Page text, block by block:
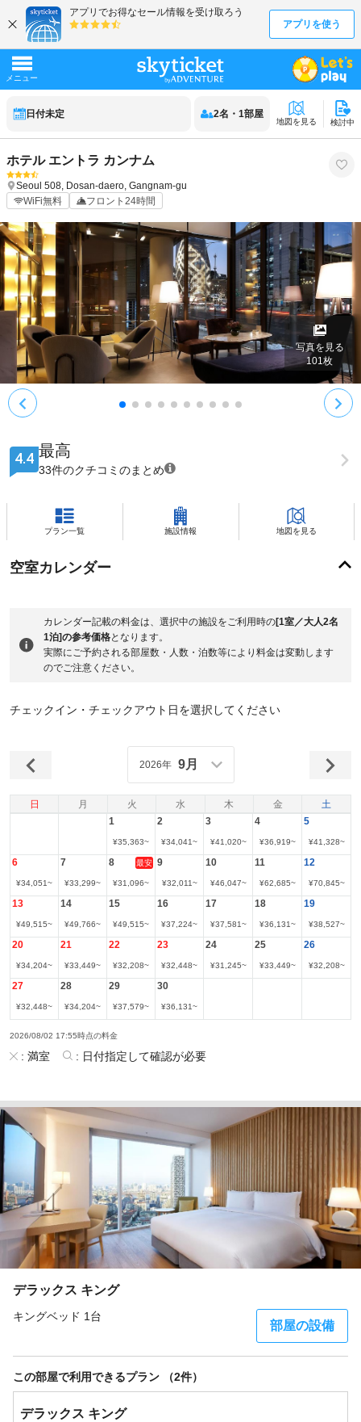
日付未定 2名 ・ 1部屋
地図を見る 検討中
ホテル エントラ カンナム
Seoul 508, Dosan-daero, Gangnam-gu
WiFi無料
フロント24時間
写真を見る
101枚
4.4 最高
33件のクチコミのまとめ
プラン一覧 施設情報 地図を見る
空室カレンダー
カレンダー記載の料金は、選択中の施設をご利用時の[1室／大人2名
1泊]の参考価格となります。
実際にご予約される部屋数・人数・泊数等により料金は変動します
のでご注意ください。
チェックイン・チェックアウト日を選択してください
日 月 火 水 木 金 土
2026年 9月
1
¥35,363~
2
¥34,041~
3
¥41,020~
4
¥36,919~
5
¥41,328~
6
¥34,051~
7
¥33,299~
8 最安
¥31,096~
9
¥32,011~
10
¥46,047~
11
¥62,685~
12
¥70,845~
13
¥49,515~
14
¥49,766~
15
¥49,515~
16
¥37,224~
17
¥37,581~
18
¥36,131~
19
¥38,527~
20
¥34,204~
21
¥33,449~
22
¥32,208~
23
¥32,448~
24
¥31,245~
25
¥33,449~
26
¥32,208~
27
¥32,448~
28
¥34,204~
29
¥37,579~
30
¥36,131~
2026/08/02 17:55時点の料金
: 満室 : 日付指定して確認が必要
デラックス キング
キングベッド 1台
部屋の設備
この部屋で利用できるプラン （2件）
デラックス キング